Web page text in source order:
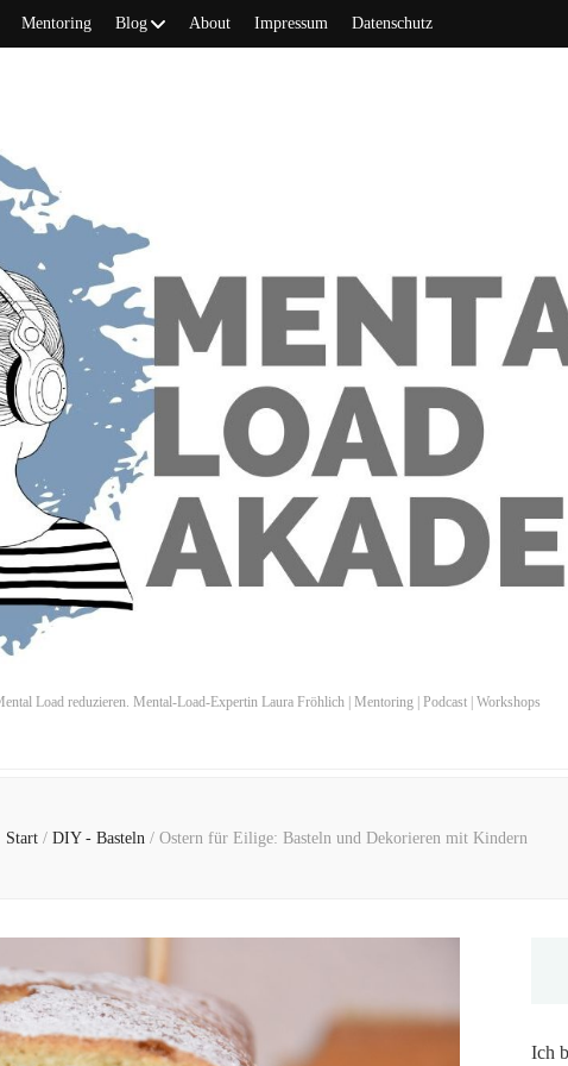
Mentoring Blog About Impressum Datenschutz
Load reduzieren. Mental-Load-Expertin Laura Fröhlich | Mentoring | Podcast | Workshops
Start / DIY - Basteln / Ostern für Eilige: Basteln und Dekorieren mit Kindern
Ich